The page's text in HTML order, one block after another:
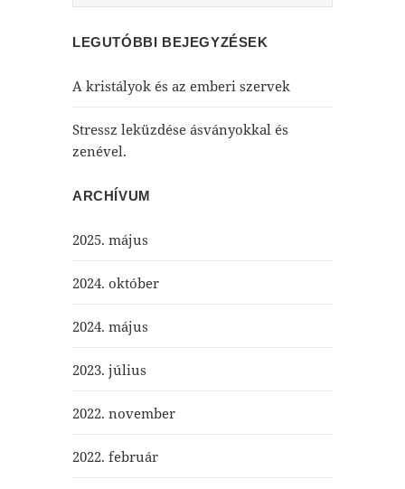
LEGUTÓBBI BEJEGYZÉSEK
A kristályok és az emberi szervek
Stressz leküzdése ásványokkal és
zenével.
ARCHÍVUM
2025. május
2024. október
2024. május
2023. július
2022. november
2022. február